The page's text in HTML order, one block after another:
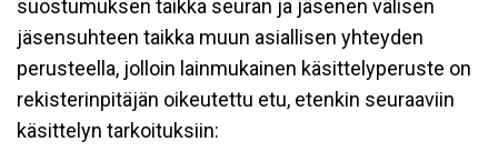
suostumuksen taikka seuran ja jäsenen välisen
jäsensuhteen taikka muun asiallisen yhteyden
perusteella, jolloin lainmukainen käsittelyperuste on
rekisterinpitäjän oikeutettu etu, etenkin seuraaviin
käsittelyn tarkoituksiin: